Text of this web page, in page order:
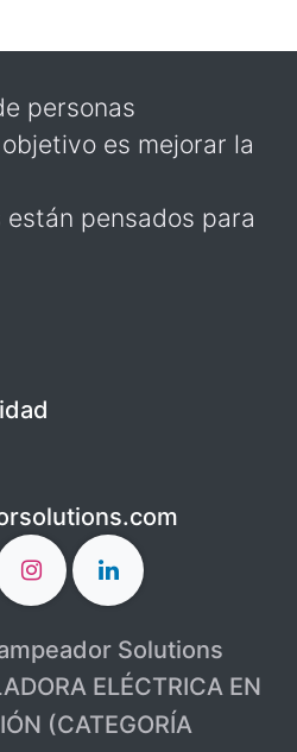
personas
es mejorar la
pensados para
Solutions
ELÉCTRICA EN
(CATEGORÍA